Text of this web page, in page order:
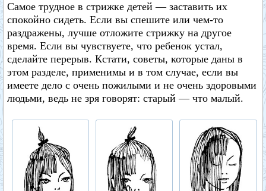
Самое трудное в стрижке детей — заставить их
спокойно сидеть. Если вы спешите или чем-то
раздражены, лучше отложите стрижку на другое
время. Если вы чувствуете, что ребенок устал,
сделайте перерыв. Кстати, советы, которые даны в
этом разделе, применимы и в том случае, если вы
имеете дело с очень пожилыми и не очень здоровыми
людьми, ведь не зря говорят: старый — что малый.